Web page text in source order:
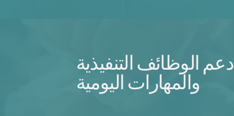
دعم الوظائف التنفيذية
والمهارات اليومية